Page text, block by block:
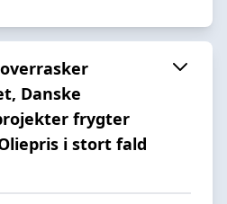
Danske
frygter
i stort fald